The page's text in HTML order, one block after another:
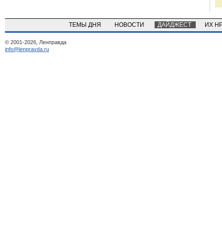
ТЕМЫ ДНЯ НОВОСТИ ДАЙДЖЕСТ ИХ
© 2001-2026, Ленправда
info@lenpravda.ru